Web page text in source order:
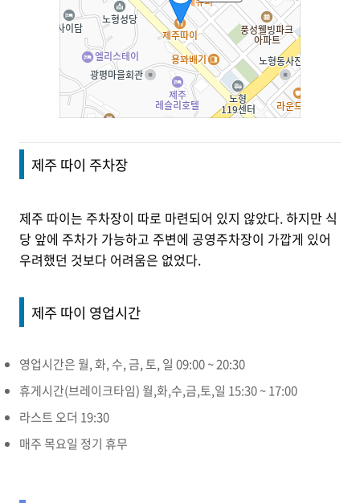
제주 따이 주차장
제주 따이는 주차장이 따로 마련되어 있지 않았다. 하지만 식
당 앞에 주차가 가능하고 주변에 공영주차장이 가깝게 있어
우려했던 것보다 어려움은 없었다.
제주 따이 영업시간
영업시간은 월, 화, 수, 금, 토, 일 09:00 ~ 20:30
휴게시간(브레이크타임) 월,화,수,금,토,일 15:30 ~ 17:00
라스트 오더 19:30
매주 목요일 정기 휴무